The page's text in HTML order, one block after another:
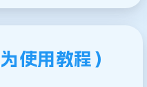
使用教程）